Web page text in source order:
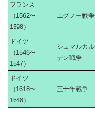
フランス
（1562〜
1598）
ユグノー戦争
ドイツ
（1546〜
1547）
シュマルカル
デン戦争
ドイツ
（1618〜
1648）
三十年戦争